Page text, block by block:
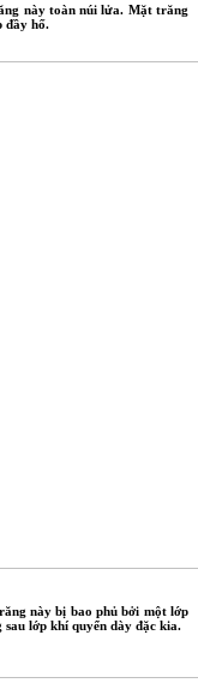
này toàn núi lửa. Mặt trăng
đầy hố.
này bị bao phủ bởi một lớp
lớp khí quyển dày đặc kia.